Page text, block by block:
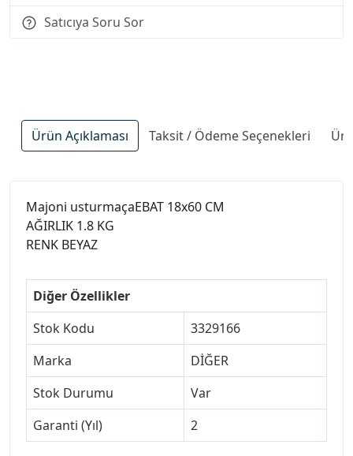
Satıcıya Soru Sor
Ürün Açıklaması Taksit / Ödeme Seçenekleri
Majoni usturmaçaEBAT 18x60 CM
AĞIRLIK 1.8 KG
RENK BEYAZ
Diğer Özellikler
Stok Kodu
3329166
Marka
DİĞER
Stok Durumu
Var
Garanti (Yıl)
2